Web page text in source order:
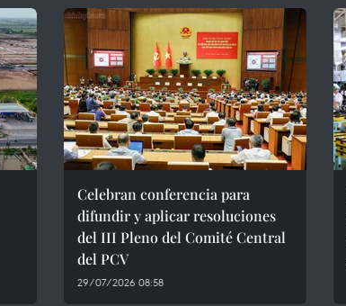
Celebran conferencia para
difundir y aplicar resoluciones
del III Pleno del Comité Central
del PCV
29/07/2026 08:58